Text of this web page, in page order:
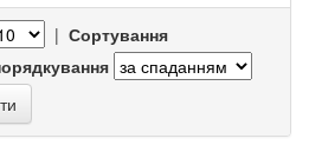
| Сортування